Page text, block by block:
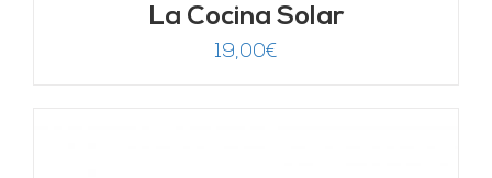
La Cocina Solar
19,00€